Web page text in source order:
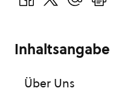
Inhaltsangabe
Über Uns